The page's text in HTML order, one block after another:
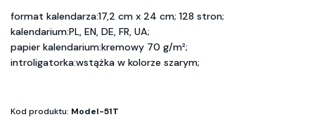
format kalendarza:17,2 cm x 24 cm; 128 stron;
kalendarium:PL, EN, DE, FR, UA;
papier kalendarium:kremowy 70 g/m²;
introligatorka:wstążka w kolorze szarym;
Kod produktu: Model-51T